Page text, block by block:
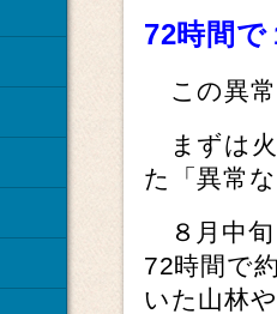
72時間
この異常
まずは火
た「異常
８月中旬
72時間で
いた山林